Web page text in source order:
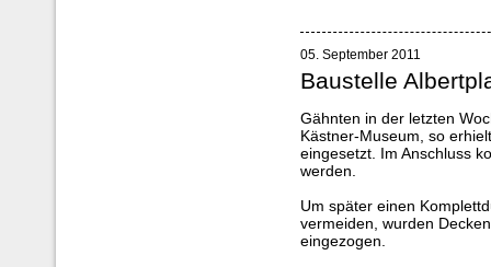
05. September 2011
Baustelle
Gähnten in der letzten
Kästner-Museum, so
eingesetzt. Im Anschluss
werden.
Um später einen
vermeiden, wurden
eingezogen.